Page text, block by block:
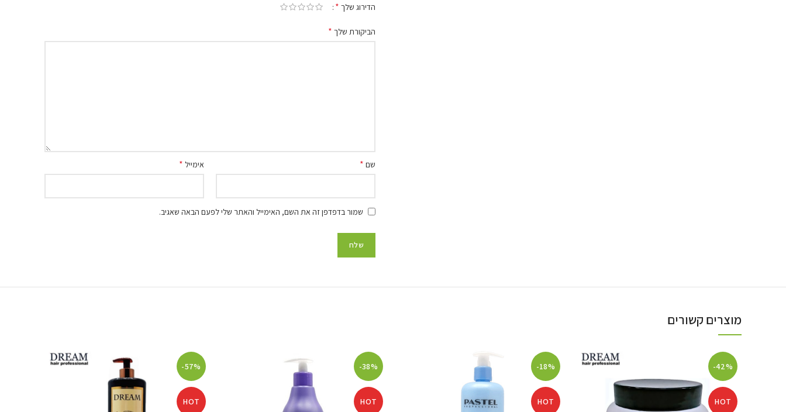
הדירוג שלך *
הביקורת שלך *
שם * אימייל *
שמור בדפדפן זה את השם, האימייל והאתר שלי לפעם הבאה שאגיב.
מוצרים קשורים
-42%
HOT
-18%
HOT
-38%
HOT
-57%
HOT